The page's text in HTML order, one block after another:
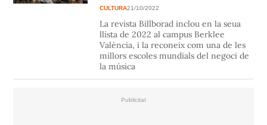
CULTURA21/10/2022
La revista Billborad inclou en la seua
llista de 2022 al campus Berklee
València, i la reconeix com una de les
millors escoles mundials del negoci de
la música